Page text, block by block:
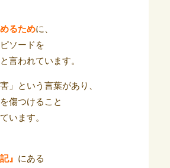
るために、
ソードを
言われています。
」という言葉があり、
傷つけること
います。
』 にある